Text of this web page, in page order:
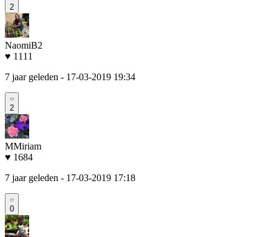
2
NaomiB2
♥ 1111
7 jaar geleden - 17-03-2019 19:34
2
MMiriam
♥ 1684
7 jaar geleden - 17-03-2019 17:18
0